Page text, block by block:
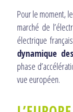
Pour le moment,
marché de
électrique
dynamique
phase
vue européen.